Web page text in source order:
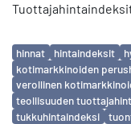
Avainsanat
hinnat hintaindeksit
kotimarkkinoiden
verollinen
teollisuuden
tukkuhintaindeksi